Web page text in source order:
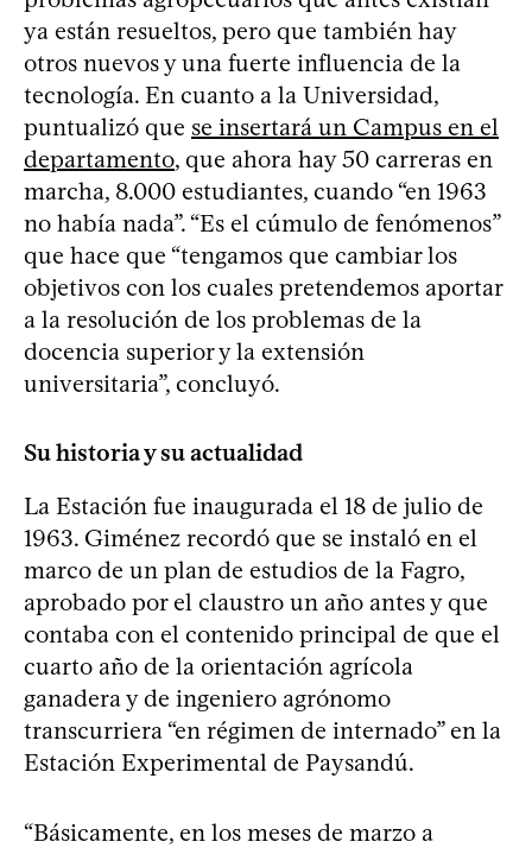
ya están resueltos, pero que también hay
otros nuevos y una fuerte influencia de la
tecnología. En cuanto a la Universidad,
puntualizó que se insertará un Campus en el
departamento, que ahora hay 50 carreras en
marcha, 8.000 estudiantes, cuando “en 1963
no había nada”. “Es el cúmulo de fenómenos”
que hace que “tengamos que cambiar los
objetivos con los cuales pretendemos aportar
a la resolución de los problemas de la
docencia superior y la extensión
universitaria”, concluyó.
Su historia y su actualidad
La Estación fue inaugurada el 18 de julio de
1963. Giménez recordó que se instaló en el
marco de un plan de estudios de la Fagro,
aprobado por el claustro un año antes y que
contaba con el contenido principal de que el
cuarto año de la orientación agrícola
ganadera y de ingeniero agrónomo
transcurriera “en régimen de internado” en la
Estación Experimental de Paysandú.
“Básicamente, en los meses de marzo a